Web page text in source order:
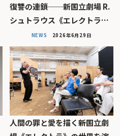
復讐の連鎖──新国立劇場 R.
シュトラウス《エレクトラ…
NEWS 2026年6月29日
人間の罪と愛を描く――新国立劇